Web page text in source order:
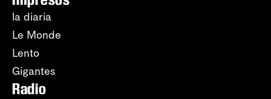
la diaria
Le Monde
Lento
Gigantes
Radio